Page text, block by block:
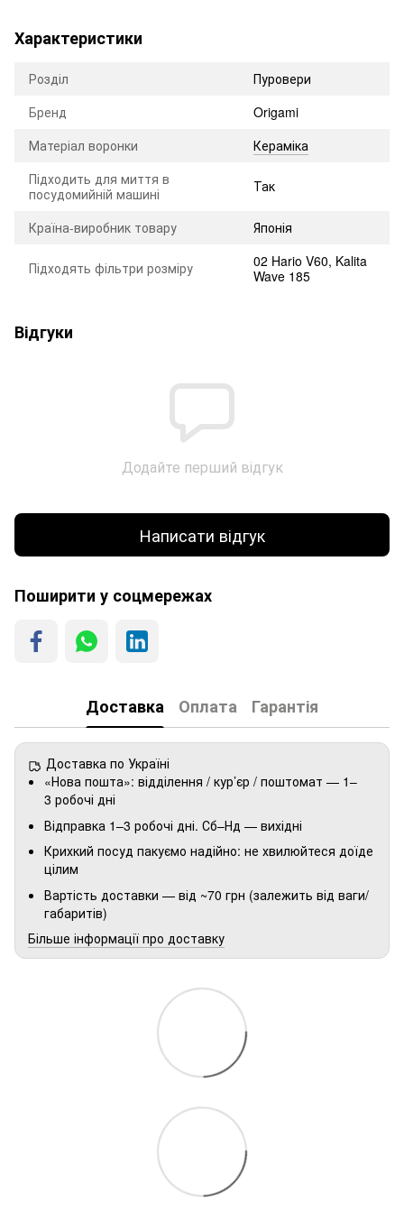
Характеристики
Розділ
Пуровери
Бренд
Origami
Матеріал воронки
Кераміка
Підходить для миття в
посудомийній машині
Так
Країна-виробник товару Японія
Підходять фільтри розміру
02 Hario V60, Kalita
Wave 185
Відгуки
Додайте перший відгук
Написати відгук
Поширити у соцмережах
Доставка Оплата Гарантія
Доставка по Україні
«Нова пошта»: відділення / кур’єр / поштомат — 1–
3 робочі дні
Відправка 1–3 робочі дні. Сб–Нд — вихідні
Крихкий посуд пакуємо надійно: не хвилюйтеся доїде
цілим
Вартість доставки — від ~70 грн (залежить від ваги/
габаритів)
Більше інформації про доставку